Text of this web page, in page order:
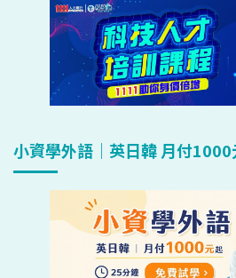
小資學外語｜英日韓 月付1000